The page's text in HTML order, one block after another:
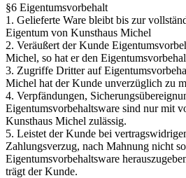
§6 Eigentumsvorbehalt
1. Gelieferte Ware bleibt bis zur
Eigentum von Kunsthaus Michel
2. Veräußert der Kunde
Michel, so hat er den
3. Zugriffe Dritter auf
Michel hat der Kunde unverzüglich zu
4. Verpfändungen,
Eigentumsvorbehaltsware sind nur mit
Kunsthaus Michel zulässig.
5. Leistet der Kunde bei
Zahlungsverzug, nach Mahnung nicht
Eigentumsvorbehaltsware
trägt der Kunde.